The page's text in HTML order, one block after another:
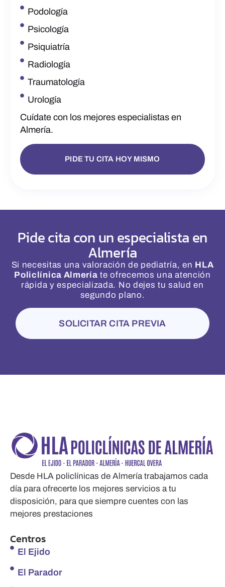
Podología
Psicología
Psiquiatría
Radiología
Traumatología
Urología
Cuídate con los mejores especialistas en
Almería.
PIDE TU CITA HOY MISMO
Pide cita con un especialista en
Almería
Si necesitas una valoración de pediatría, en HLA
Policlínica Almería te ofrecemos una atención
rápida y especializada. No dejes tu salud en
segundo plano.
SOLICITAR CITA PREVIA
Desde HLA policlínicas de Almería trabajamos cada
día para ofrecerte los mejores servicios a tu
disposición, para que siempre cuentes con las
mejores prestaciones
Centros
El Ejido
El Parador